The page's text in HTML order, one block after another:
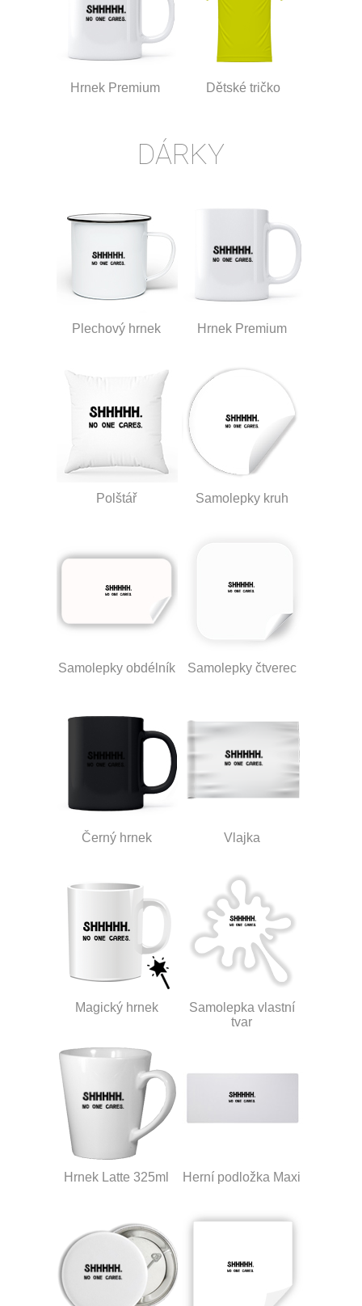
Hrnek Premium Dětské tričko
DÁRKY
Plechový hrnek Hrnek Premium
Polštář Samolepky kruh
Samolepky obdélník Samolepky čtverec
Černý hrnek Vlajka
Magický hrnek
Samolepka vlastní
tvar
Hrnek Latte 325ml Herní podložka Maxi